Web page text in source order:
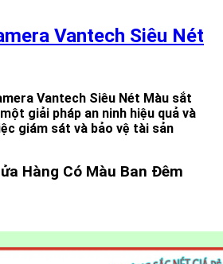
Vantech Siêu Nét
Vantech Siêu Nét Màu sắt
giải pháp an ninh hiệu quả và
giám sát và bảo vệ tài sản
Hàng Có Màu Ban Đêm